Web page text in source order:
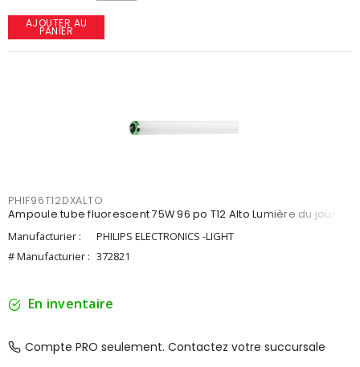
AJOUTER AU
PANIER
PHIF96T12DXALTO
Ampoule tube fluorescent 75W 96 po T12 Alto Lumière du jour
Manufacturier :
PHILIPS ELECTRONICS -LIGHT
# Manufacturier : 372821
En inventaire
Compte PRO seulement. Contactez votre succursale